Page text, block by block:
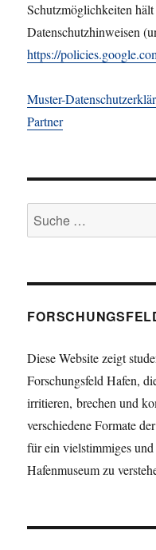
Schutzmöglichkeiten
Datenschutzhinweisen
https://
Muster-
Partner
Suche
nach:
Diese Website zeigt
Forschungsfeld Hafen,
irritieren, brechen und
verschiedene Formate
für ein vielstimmiges
Hafenmuseum zu